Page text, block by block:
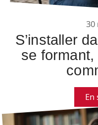
30
S’installer
se
En